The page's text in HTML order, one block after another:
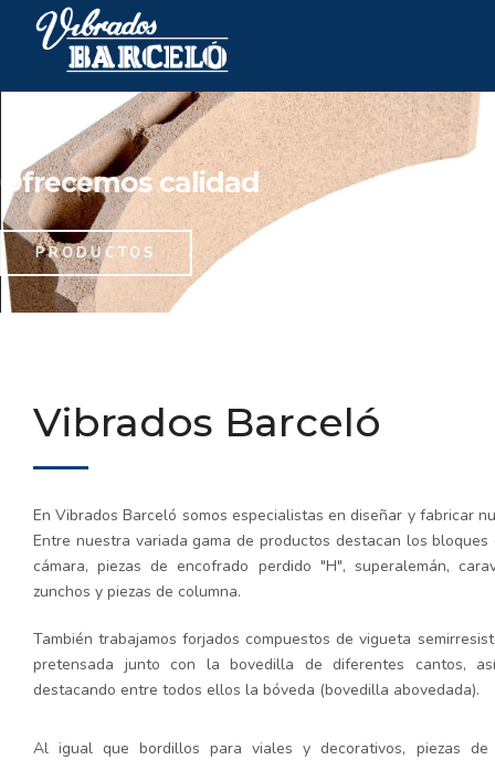
calidad
PRODUCTOS
Vibrados Barceló
En Vibrados Barceló somos especialistas en diseñar y fabricar
Entre nuestra variada gama de productos destacan los
cámara, piezas de encofrado perdido "H", superalemán,
zunchos y piezas de columna.
También trabajamos forjados compuestos de vigueta
pretensada junto con la bovedilla de diferentes cantos,
destacando entre todos ellos la bóveda (bovedilla abovedada).
Al igual que bordillos para viales y decorativos, piezas